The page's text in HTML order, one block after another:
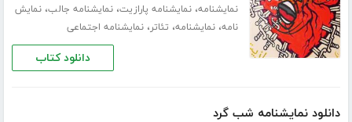
نمایشنامه،نمایشنامه پارازیت،نمایشنامه جالب،نمایش
نامه،نمایشنامه، تئاتر،نمایشنامه اجتماعی
دانلود کتاب
دانلود نمایشنامه شب گرد